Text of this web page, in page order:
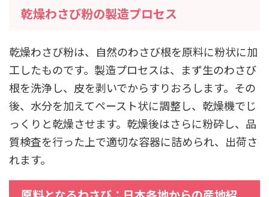
乾燥わさび粉の製造プロセス
乾燥わさび粉は、自然のわさび根を原料に粉状に加
工したものです。製造プロセスは、まず生のわさび
根を洗浄し、皮を剥いでからすりおろします。その
後、水分を加えてペースト状に調整し、乾燥機でじ
っくりと乾燥させます。乾燥後はさらに粉砕し、品
質検査を行った上で適切な容器に詰められ、出荷さ
れます。